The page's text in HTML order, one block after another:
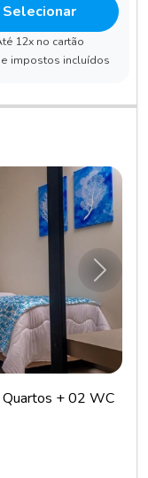
Selecionar
12x no cartão
e impostos incluídos
Quartos + 02 WC